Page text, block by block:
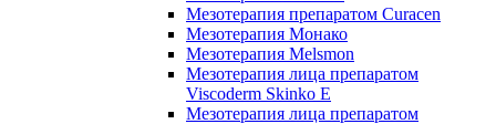
Мезотерапия препаратом Curacen
Мезотерапия Монако
Мезотерапия Melsmon
Мезотерапия лица препаратом
Viscoderm Skinko E
Мезотерапия лица препаратом